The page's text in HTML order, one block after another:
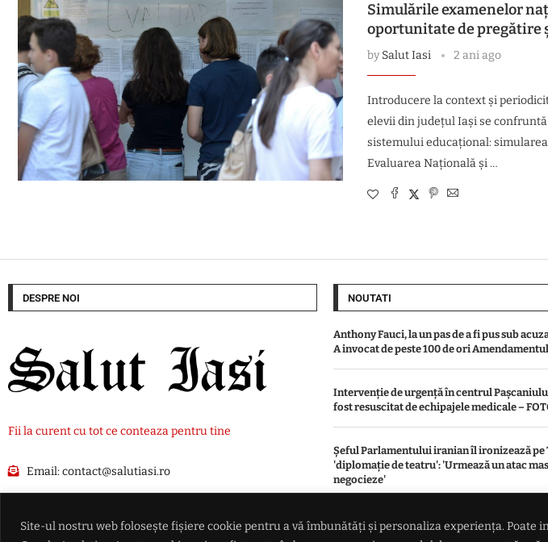
Site-ul nostru web folosește fișiere cookie pentru a vă îmbunătăți și personaliza experiența. Poate
Simulările examenelor
oportunitate de pregătire
bySalut Iasi 2 ani ago
Introducere la context și
elevii din județul Iași se
sistemului educațional:
Evaluarea Națională și …
DESPRE NOI
Fii la curent cu tot ce conteaza pentru tine
Email:contact@salutiasi.ro
NOUTATI
Anthony Fauci, la un pas de a fi pus sub
A invocat de peste 100 de ori
Intervenție de urgență în centrul
fost resuscitat de echipajele medicale –
Șeful Parlamentului iranian îl ironizează pe
'diplomație de teatru': 'Urmează un atac
negocieze'
Incendiu la o locuință din Boșteni,
Intervenție a pompierilor